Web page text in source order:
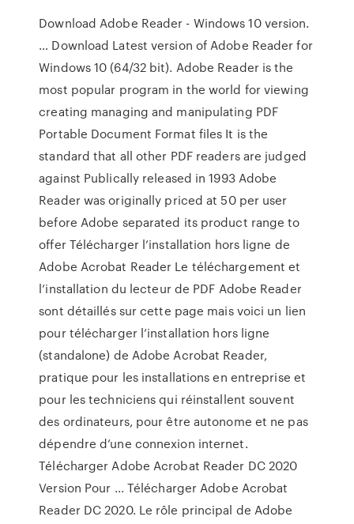
Download Adobe Reader - Windows 10 version.
… Download Latest version of Adobe Reader for
Windows 10 (64/32 bit). Adobe Reader is the
most popular program in the world for viewing
creating managing and manipulating PDF
Portable Document Format files It is the
standard that all other PDF readers are judged
against Publically released in 1993 Adobe
Reader was originally priced at 50 per user
before Adobe separated its product range to
offer Télécharger l’installation hors ligne de
Adobe Acrobat Reader Le téléchargement et
l’installation du lecteur de PDF Adobe Reader
sont détaillés sur cette page mais voici un lien
pour télécharger l’installation hors ligne
(standalone) de Adobe Acrobat Reader,
pratique pour les installations en entreprise et
pour les techniciens qui réinstallent souvent
des ordinateurs, pour être autonome et ne pas
dépendre d’une connexion internet.
Télécharger Adobe Acrobat Reader DC 2020
Version Pour ... Télécharger Adobe Acrobat
Reader DC 2020. Le rôle principal de Adobe